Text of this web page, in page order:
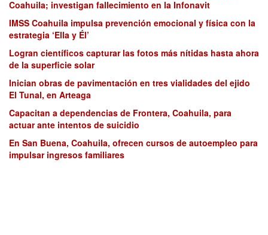
Coahuila; investigan fallecimiento en la Infonavit
IMSS Coahuila impulsa prevención emocional y física con la
estrategia ‘Ella y Él’
Logran científicos capturar las fotos más nítidas hasta ahora
de la superficie solar
Inician obras de pavimentación en tres vialidades del ejido
El Tunal, en Arteaga
Capacitan a dependencias de Frontera, Coahuila, para
actuar ante intentos de suicidio
En San Buena, Coahuila, ofrecen cursos de autoempleo para
impulsar ingresos familiares